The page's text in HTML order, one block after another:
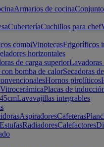
Armarios de cocina
CuberteríaCuchillos para chef
combiVinotecasFrigoríficos
horizontales
de carga superiorLavadoras
con bomba de calorSecadoras
Hornos pirolíticos
VitrocerámicaPlacas de
Lavavajillas integrables
AspiradoresCafeteras
EstufasRadiadoresCalefactores